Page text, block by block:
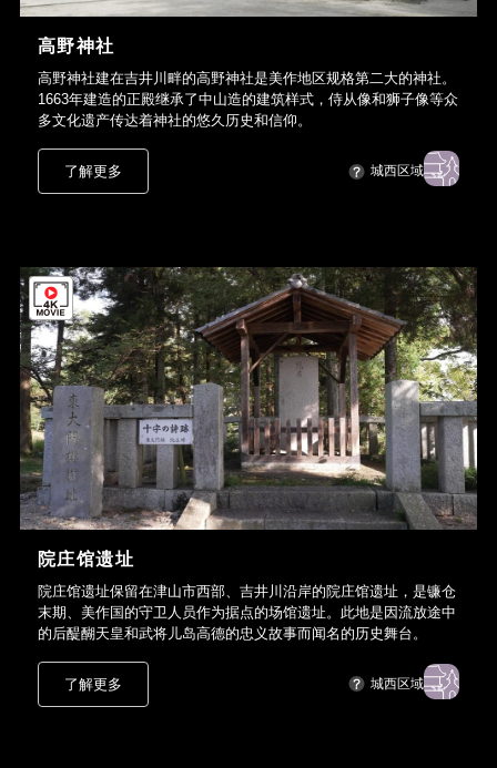
高野神社
高野神社建在吉井川畔的高野神社是美作地区规格第二大的神社。
1663年建造的正殿继承了中山造的建筑样式，侍从像和狮子像等众
多文化遗产传达着神社的悠久历史和信仰。
了解更多 城西区域
院庄馆遗址
院庄馆遗址保留在津山市西部、吉井川沿岸的院庄馆遗址，是镰仓
末期、美作国的守卫人员作为据点的场馆遗址。此地是因流放途中
的后醍醐天皇和武将儿岛高德的忠义故事而闻名的历史舞台。
了解更多 城西区域